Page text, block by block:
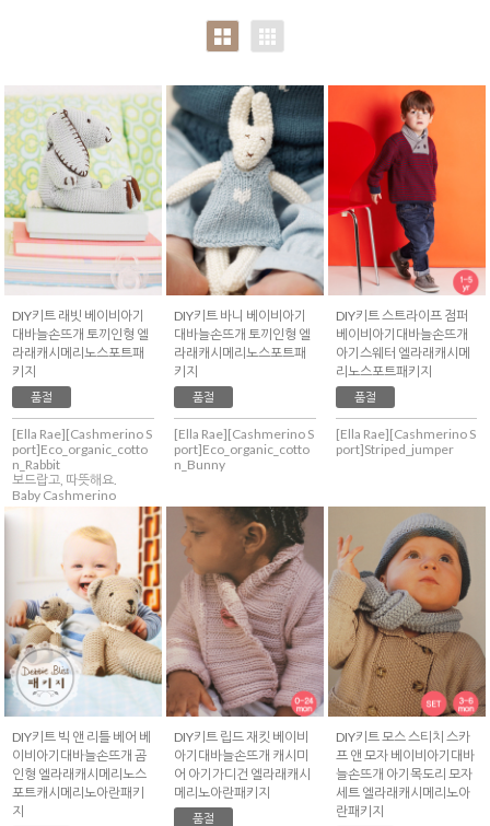
Annknitting)
DIY키트 래빗 베이비아기
대바늘손뜨개 토끼인형 엘
라래캐시메리노스포트패
키지
품절
[Ella Rae][Cashmerino S
port]Eco_organic_cotto
n_Rabbit
보드랍고, 따뜻해요.
Baby Cashmerino
DIY키트 바니 베이비아기
대바늘손뜨개 토끼인형 엘
라래캐시메리노스포트패
키지
품절
[Ella Rae][Cashmerino S
port]Eco_organic_cotto
n_Bunny
DIY키트 스트라이프 점퍼
베이비아기대바늘손뜨개
아기스웨터 엘라래캐시메
리노스포트패키지
품절
[Ella Rae][Cashmerino S
port]Striped_jumper
DIY키트 빅 앤 리틀 베어 베
이비아기대바늘손뜨개 곰
인형 엘라래캐시메리노스
포트캐시메리노아란패키
지
DIY키트 립드 재킷 베이비
아기대바늘손뜨개 캐시미
어 아기가디건 엘라래캐시
메리노아란패키지
품절
DIY키트 모스 스티치 스카
프 앤 모자 베이비아기대바
늘손뜨개 아기목도리 모자
세트 엘라래캐시메리노아
란패키지